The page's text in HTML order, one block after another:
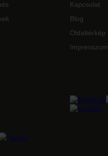
Kapcsolat
Blog
Oldaltérkép
Impresszum